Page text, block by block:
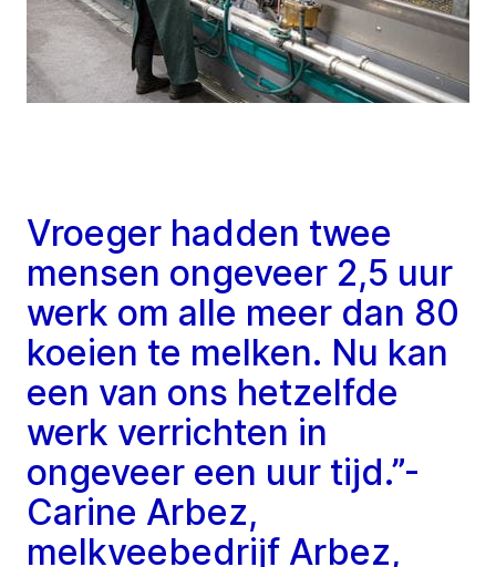
Vroeger hadden twee
mensen ongeveer 2,5 uur
werk om alle meer dan 80
koeien te melken. Nu kan
een van ons hetzelfde
werk verrichten in
ongeveer een uur tijd.”-
Carine Arbez,
melkveebedrijf Arbez,